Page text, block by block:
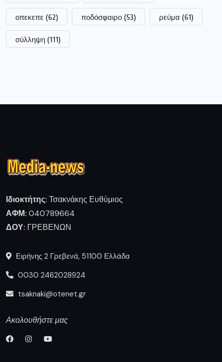
οπεκεπε (62) ποδόσφαιρο (53) ρεύμα (61)
σύλληψη (111)
Ιδιοκτήτης: Τσακνάκης Ευθύμιος
ΑΦΜ: 040789664
ΔΟΥ: ΓΡΕΒΕΝΩΝ
Ειρήνης 2 Γρεβενά, 51100 Ελλάδα
0030 2462028924
tsaknaki@otenet.gr
Ακολουθήστε μας